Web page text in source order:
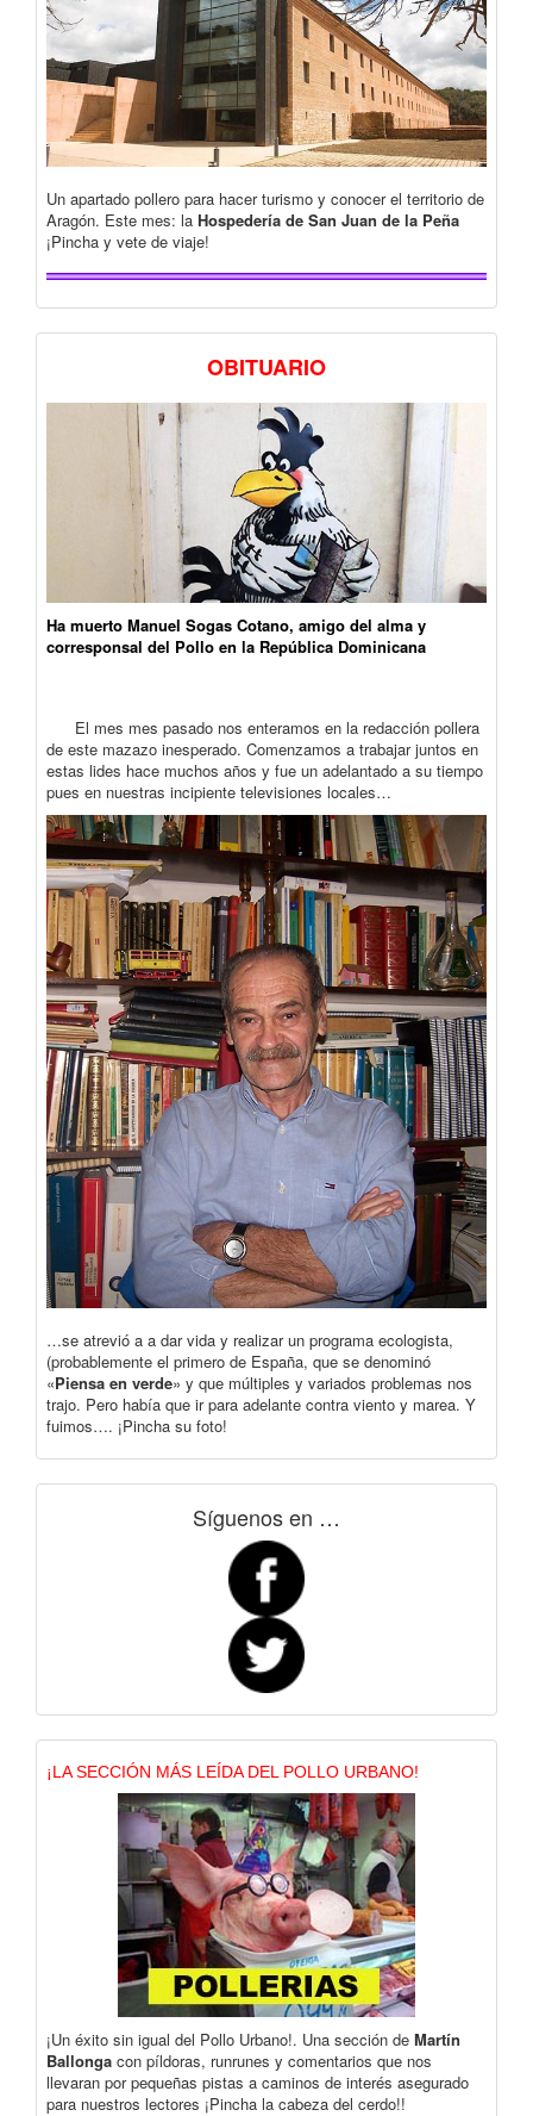
Un apartado pollero para hacer turismo y conocer el territorio de
Aragón. Este mes: la Hospedería de San Juan de la Peña
¡Pincha y vete de viaje!
OBITUARIO
Ha muerto Manuel Sogas Cotano, amigo del alma y
corresponsal del Pollo en la República Dominicana
El mes mes pasado nos enteramos en la redacción pollera
de este mazazo inesperado. Comenzamos a trabajar juntos en
estas lides hace muchos años y fue un adelantado a su tiempo
pues en nuestras incipiente televisiones locales…
…se atrevió a a dar vida y realizar un programa ecologista,
(probablemente el primero de España, que se denominó
«Piensa en verde» y que múltiples y variados problemas nos
trajo. Pero había que ir para adelante contra viento y marea. Y
fuimos…. ¡Pincha su foto!
Síguenos en …
¡LA SECCIÓN MÁS LEÍDA DEL POLLO URBANO!
¡Un éxito sin igual del Pollo Urbano!. Una sección de Martín
Ballonga con píldoras, runrunes y comentarios que nos
llevaran por pequeñas pistas a caminos de interés asegurado
para nuestros lectores ¡Pincha la cabeza del cerdo!!